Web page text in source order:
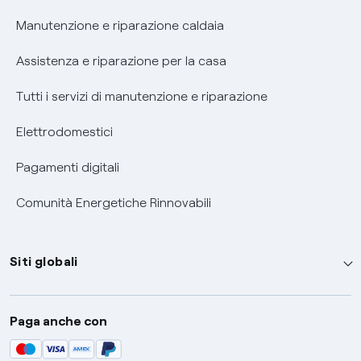
Informativa RAEE
Manutenzione e riparazione caldaia
Assistenza e riparazione per la casa
Tutti i servizi di manutenzione e riparazione
Elettrodomestici
Pagamenti digitali
Comunità Energetiche Rinnovabili
Siti globali
Enel Group
Enel Green Power
Paga anche con